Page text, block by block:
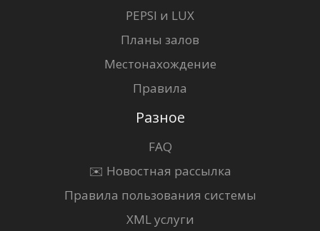
PEPSI и LUX
Планы залов
Местонахождение
Правила
Разное
FAQ
✉️ Новостная рассылка
Правила пользования системы
XML услуги